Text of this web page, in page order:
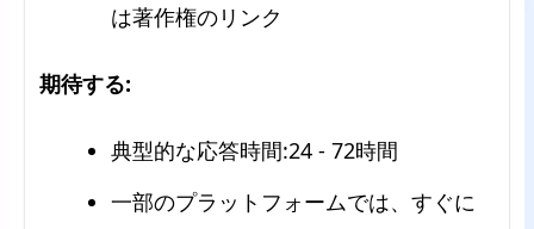
は著作権のリンク
期待する:
典型的な応答時間:24 - 72時間
一部のプラットフォームでは、すぐに